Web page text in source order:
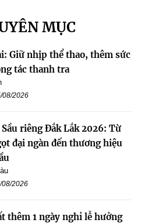
MỤC
Giữ nhịp thể thao, thêm sức
tác thanh tra
08/2026
riêng Đắk Lắk 2026: Từ
đại ngàn đến thương hiệu
08/2026
thêm 1 ngày nghỉ lễ hưởng